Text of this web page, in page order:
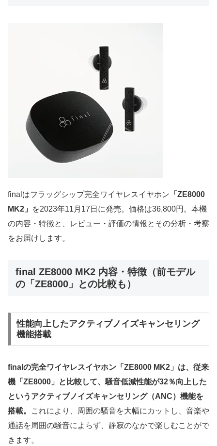
finalはフラッグシップ完全ワイヤレスイヤホン 「ZE8000
MK2」
を2023年11月17日に発売。価格は36,800円。本機
の内容・特徴と、レビュー・評価の情報とその分析・考察
をお届けします。
final ZE8000 MK2 内容・特徴（前モデル
の「ZE8000」との比較も）
性能向上したアクティブノイズキャンセリング
機能搭載
finalの完全ワイヤレスイヤホン「ZE8000 MK2」は、従来
機「ZE8000」と比較して、騒音低減性能が32％向上した
というアクティブノイズキャンセリング（ANC）機能を
搭載。
これにより、周囲の騒音を大幅にカットし、音楽や
通話を周囲の騒音によらず、静寂のなかで楽しむことがで
きます。